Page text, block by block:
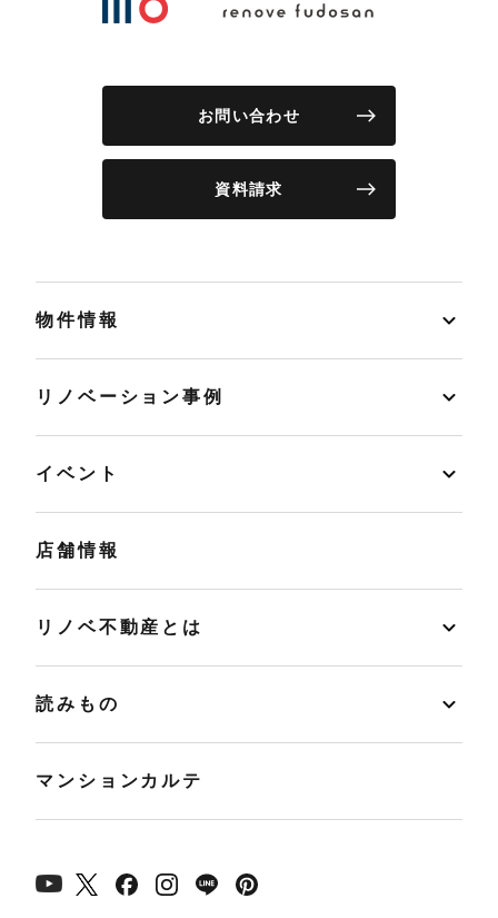
お問い合わせ
資料請求
物件情報
リノベーション事例
イベント
店舗情報
リノベ不動産とは
読みもの
マンションカルテ